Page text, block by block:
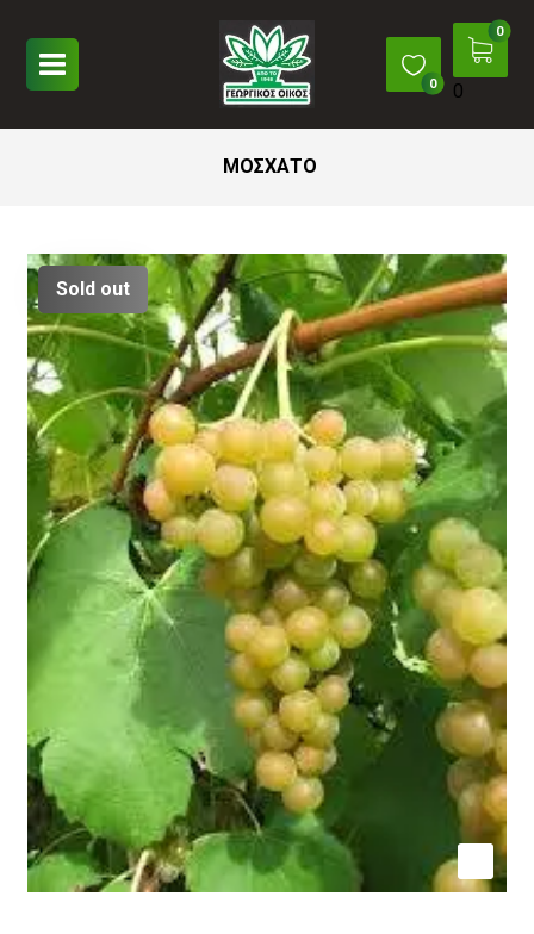
0
ΜΟΣΧΑΤΟ
Sold out